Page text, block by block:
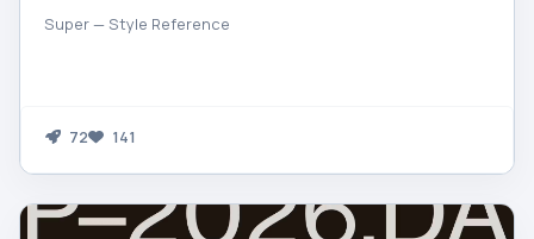
Super — Style Reference
72 141